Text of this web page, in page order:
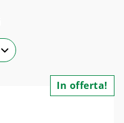
In offerta!